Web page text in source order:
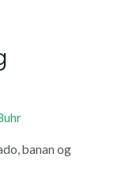
banan og